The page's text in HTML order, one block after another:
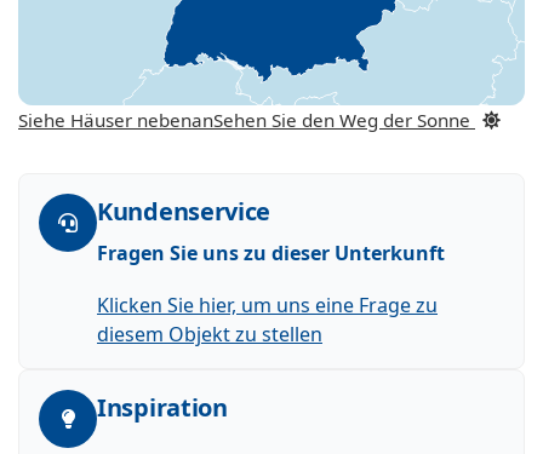
Siehe Häuser nebenanSehen Sie den Weg der Sonne
Kundenservice
Fragen Sie uns zu dieser Unterkunft
Klicken Sie hier, um uns eine Frage zu
diesem Objekt zu stellen
Inspiration